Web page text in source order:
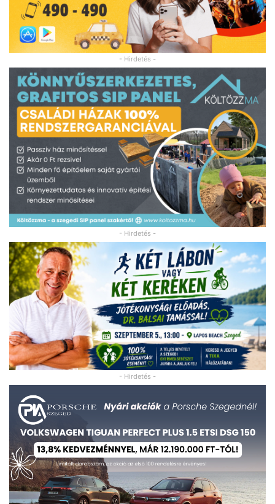
- Hirdetés -
- Hirdetés -
- Hirdetés -